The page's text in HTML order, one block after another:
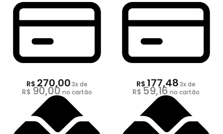
R$ 270,003x de
R$ 90,00no cartão
R$ 177,483x de
R$ 59,16 no cartão